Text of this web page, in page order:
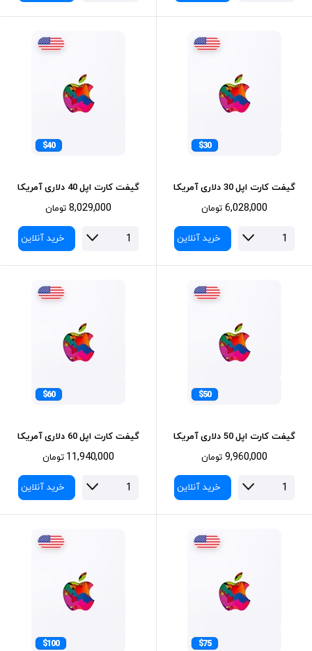
$30
گیفت کارت اپل 30 دلاری آمریکا
6,028,000تومان
خرید آنلاین
$40
گیفت کارت اپل 40 دلاری آمریکا
8,029,000تومان
خرید آنلاین
$50
گیفت کارت اپل 50 دلاری آمریکا
9,960,000تومان
خرید آنلاین
$60
گیفت کارت اپل 60 دلاری آمریکا
11,940,000 تومان
خرید آنلاین
$75
$100